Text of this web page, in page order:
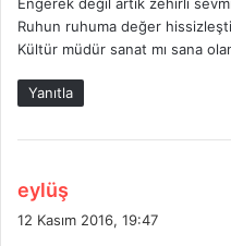
k
i
Engerek değil artık zehirli
Ruhun ruhuma değer
Kültür müdür sanat mı sana
Yanıtla
eylüş
12 Kasım 2016, 19:47